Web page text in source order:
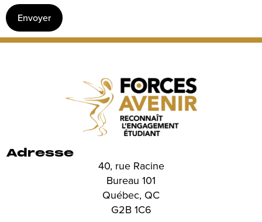
Envoyer
Adresse
40, rue Racine
Bureau 101
Québec, QC
G2B 1C6